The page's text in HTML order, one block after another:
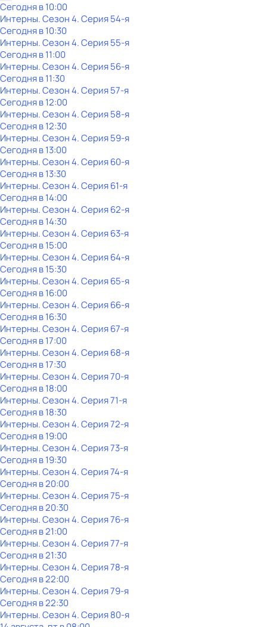
Сегодня в 10:00
Интерны. Сезон 4. Серия 54-я
Сегодня в 10:30
Интерны. Сезон 4. Серия 55-я
Сегодня в 11:00
Интерны. Сезон 4. Серия 56-я
Сегодня в 11:30
Интерны. Сезон 4. Серия 57-я
Сегодня в 12:00
Интерны. Сезон 4. Серия 58-я
Сегодня в 12:30
Интерны. Сезон 4. Серия 59-я
Сегодня в 13:00
Интерны. Сезон 4. Серия 60-я
Сегодня в 13:30
Интерны. Сезон 4. Серия 61-я
Сегодня в 14:00
Интерны. Сезон 4. Серия 62-я
Сегодня в 14:30
Интерны. Сезон 4. Серия 63-я
Сегодня в 15:00
Интерны. Сезон 4. Серия 64-я
Сегодня в 15:30
Интерны. Сезон 4. Серия 65-я
Сегодня в 16:00
Интерны. Сезон 4. Серия 66-я
Сегодня в 16:30
Интерны. Сезон 4. Серия 67-я
Сегодня в 17:00
Интерны. Сезон 4. Серия 68-я
Сегодня в 17:30
Интерны. Сезон 4. Серия 70-я
Сегодня в 18:00
Интерны. Сезон 4. Серия 71-я
Сегодня в 18:30
Интерны. Сезон 4. Серия 72-я
Сегодня в 19:00
Интерны. Сезон 4. Серия 73-я
Сегодня в 19:30
Интерны. Сезон 4. Серия 74-я
Сегодня в 20:00
Интерны. Сезон 4. Серия 75-я
Сегодня в 20:30
Интерны. Сезон 4. Серия 76-я
Сегодня в 21:00
Интерны. Сезон 4. Серия 77-я
Сегодня в 21:30
Интерны. Сезон 4. Серия 78-я
Сегодня в 22:00
Интерны. Сезон 4. Серия 79-я
Сегодня в 22:30
Интерны. Сезон 4. Серия 80-я